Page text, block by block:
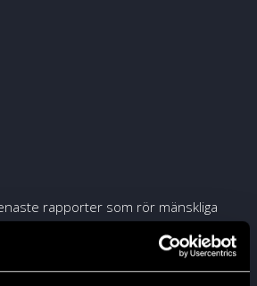
rapporter som rör mänskliga